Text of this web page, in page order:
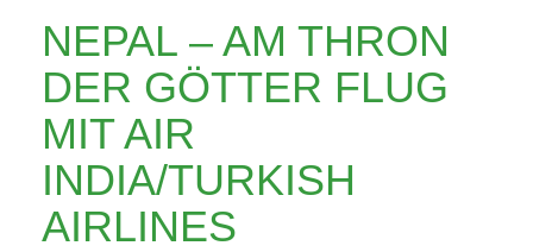
NEPAL – AM THRON
DER GÖTTER FLUG
MIT AIR
INDIA/TURKISH
AIRLINES